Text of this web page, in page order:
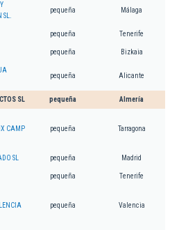
pequeña Málaga
pequeña Tenerife
pequeña Bizkaia
pequeña Alicante
SL pequeña Almería
CAMP
pequeña Tarragona
SL pequeña Madrid
pequeña Tenerife
pequeña Valencia